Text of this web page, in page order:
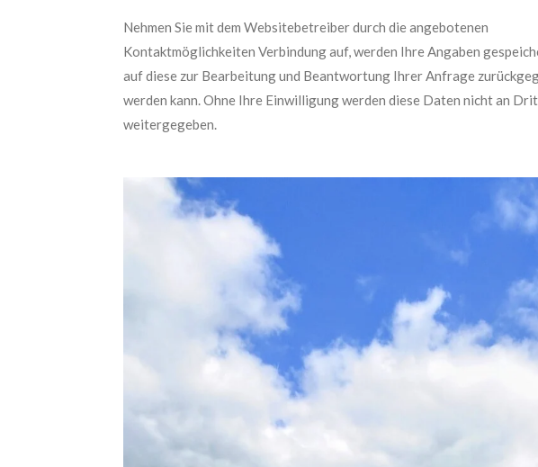
Nehmen Sie mit dem Websitebetreiber durch die angebotenen
Kontaktmöglichkeiten Verbindung auf, werden Ihre Angaben
auf diese zur Bearbeitung und Beantwortung Ihrer Anfrage
werden kann. Ohne Ihre Einwilligung werden diese Daten nicht an
weitergegeben.